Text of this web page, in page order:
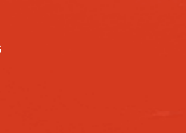
Bình Hưng Hòa B,